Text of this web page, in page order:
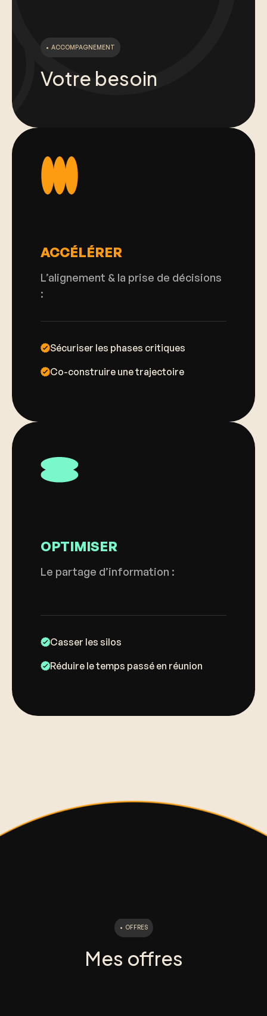
• ACCOMPAGNEMENT
Votre besoin
ACCÉLÉRER
L’alignement & la prise de décisions
:
Sécuriser les phases critiques
Co-construire une trajectoire
OPTIMISER
Le partage d’information :
Casser les silos
Réduire le temps passé en réunion
• OFFRES
Mes offres